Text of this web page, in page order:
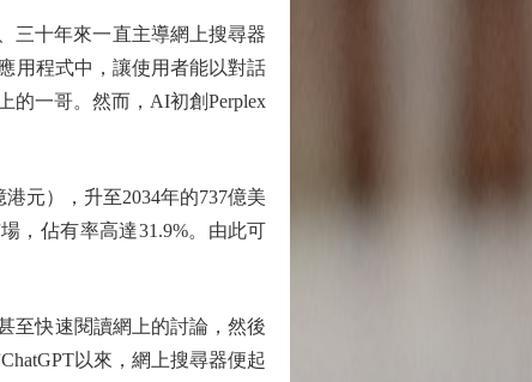
十年來一直主導網上搜尋器
用程式中，讓使用者能以對話
的一哥。然而，AI初創Perplex
元），升至2034年的737億美
，佔有率高達31.9%。由此可
快速閱讀網上的討論，然後
以來，網上搜尋器便起